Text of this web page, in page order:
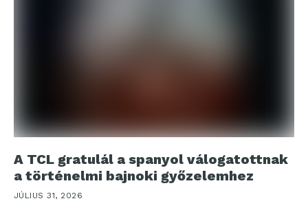
A TCL gratulál a spanyol válogatottnak
a történelmi bajnoki győzelemhez
JÚLIUS 31, 2026